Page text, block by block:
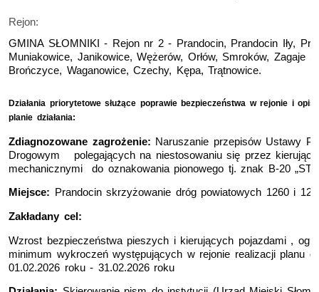
Rejon:
GMINA SŁOMNIKI - Rejon nr 2 - Prandocin, Prandocin Iły,
Muniakowice, Janikowice, Wężerów, Orłów, Smroków, Zagaje
Brończyce, Waganowice, Czechy, Kępa, Trątnowice.
Działania priorytetowe służące poprawie bezpieczeństwa w rejonie i opis
planie działania:
Zdiagnozowane zagrożenie: Naruszanie przepisów Ustawy
Drogowym polegających na niestosowaniu się przez
mechanicznymi do oznakowania pionowego tj. znak B-20
Miejsce: Prandocin skrzyżowanie dróg powiatowych 1260 i
Zakładany cel:
Wzrost bezpieczeństwa pieszych i kierujących pojazdami ,
minimum wykroczeń występujących w rejonie realizacji planu
01.02.2026 roku - 31.02.2026 roku